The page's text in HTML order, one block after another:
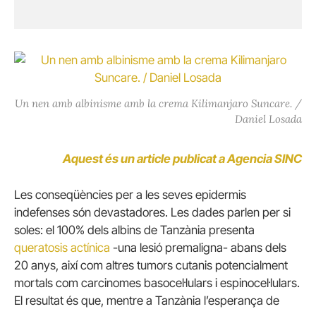
Un nen amb albinisme amb la crema Kilimanjaro Suncare. /
Daniel Losada
Aquest és un article publicat a Agencia SINC
Les conseqüències per a les seves epidermis
indefenses són devastadores. Les dades parlen per si
soles: el 100% dels albins de Tanzània presenta
queratosis actínica -una lesió premaligna- abans dels
20 anys, així com altres tumors cutanis potencialment
mortals com carcinomes basocel·lulars i espinocel·lulars.
El resultat és que, mentre a Tanzània l’esperança de